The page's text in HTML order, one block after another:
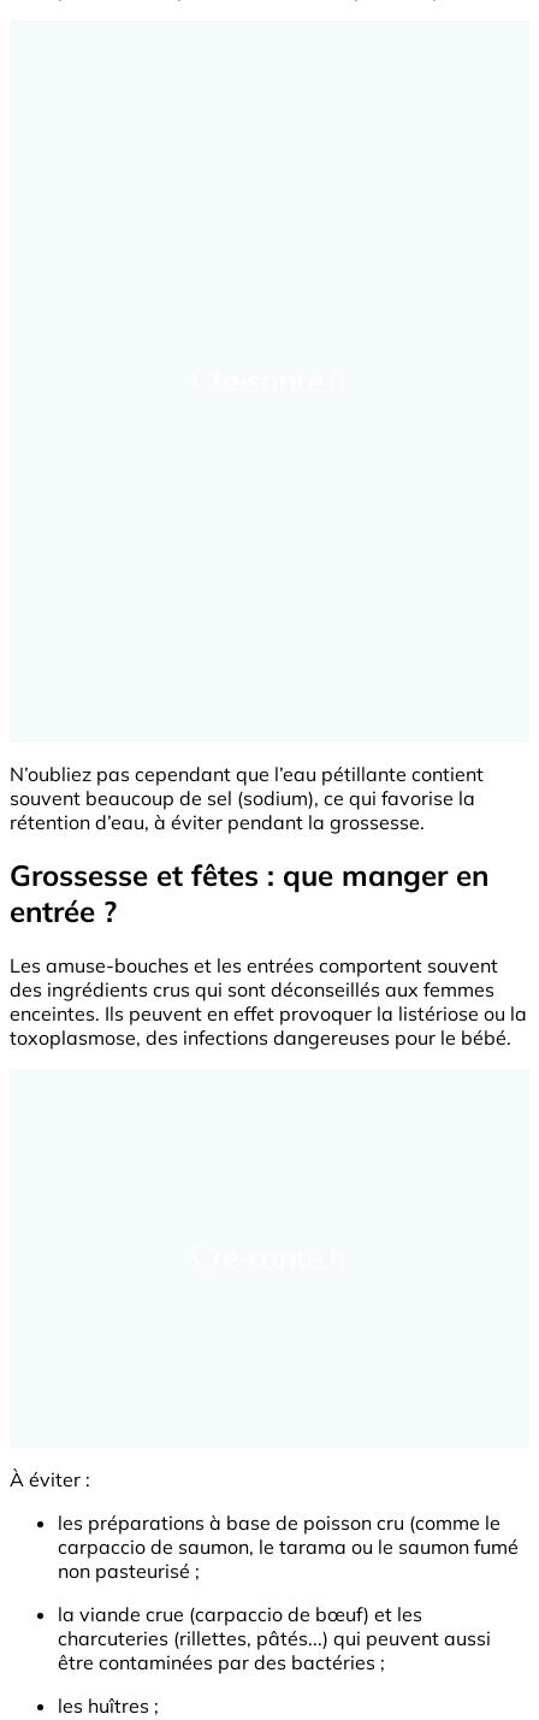
N’oubliez pas cependant que l’eau pétillante contient
souvent beaucoup de sel (sodium), ce qui favorise la
rétention d’eau, à éviter pendant la grossesse.
Grossesse et fêtes : que manger en
entrée ?
Les amuse-bouches et les entrées comportent souvent
des ingrédients crus qui sont déconseillés aux femmes
enceintes. Ils peuvent en effet provoquer la listériose ou la
toxoplasmose, des infections dangereuses pour le bébé.
À éviter :
les préparations à base de poisson cru (comme le
carpaccio de saumon, le tarama ou le saumon fumé
non pasteurisé ;
la viande crue (carpaccio de bœuf) et les
charcuteries (rillettes, pâtés...) qui peuvent aussi
être contaminées par des bactéries ;
les huîtres ;